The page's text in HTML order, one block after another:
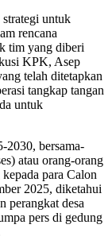
untuk
rencana
tim yang diberi
KPK, Asep
telah ditetapkan
tangkap tangan
untuk
2030, bersama-
atau orang-orang
para Calon
2025, diketahui
perangkat desa
pers di gedung